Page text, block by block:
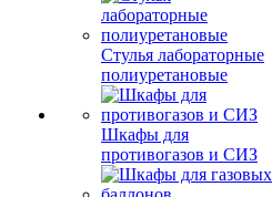
Стулья лабораторные
полиуретановые
Шкафы для
противогазов и СИЗ